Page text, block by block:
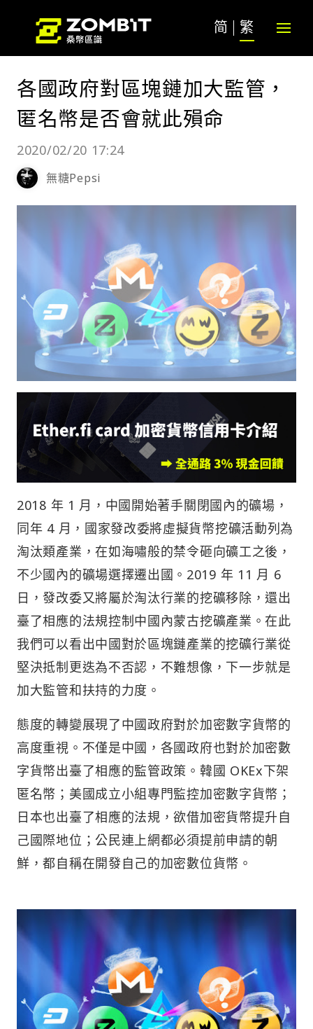
简 繁
各國政府對區塊鏈加大監管，
匿名幣是否會就此殞命
2020/02/20 17:24
無糖Pepsi
2018 年 1 月，中國開始著手關閉國內的礦場，
同年 4 月，國家發改委將虛擬貨幣挖礦活動列為
淘汰類產業，在如海嘯般的禁令砸向礦工之後，
不少國內的礦場選擇遷出國。2019 年 11 月 6
日，發改委又將屬於淘汰行業的挖礦移除，還出
臺了相應的法規控制中國內蒙古挖礦產業。在此
我們可以看出中國對於區塊鏈產業的挖礦行業從
堅決抵制更迭為不否認，不難想像，下一步就是
加大監管和扶持的力度。
態度的轉變展現了中國政府對於加密數字貨幣的
高度重視。不僅是中國，各國政府也對於加密數
字貨幣出臺了相應的監管政策。韓國 OKEx下架
匿名幣；美國成立小組專門監控加密數字貨幣；
日本也出臺了相應的法規，欲借加密貨幣提升自
己國際地位；公民連上網都必須提前申請的朝
鮮，都自稱在開發自己的加密數位貨幣。